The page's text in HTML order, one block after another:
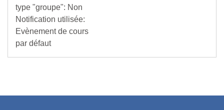
type "groupe": Non
Notification utilisée:
Evènement de cours
par défaut